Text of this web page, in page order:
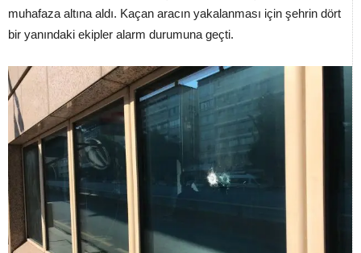
muhafaza altına aldı. Kaçan aracın yakalanması için şehrin dört
bir yanındaki ekipler alarm durumuna geçti.